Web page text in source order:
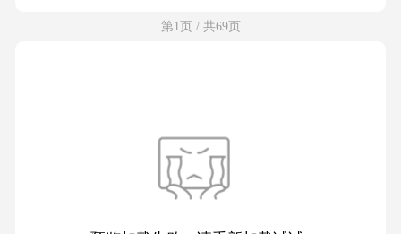
第1页 / 共69页